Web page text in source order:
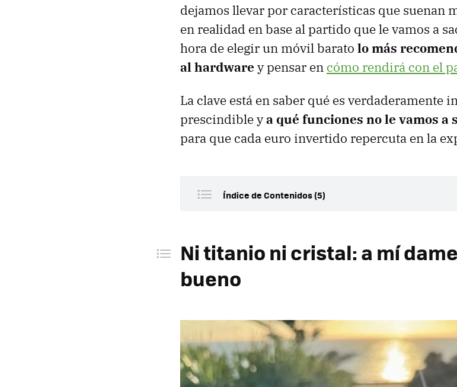
dejamos llevar por características que suenan
en realidad en base al partido que le vamos a
hora de elegir un móvil barato lo más
al hardware y pensar en cómo rendirá con el
La clave está en saber qué es verdaderamente
prescindible ya qué funciones no le vamos a
para que cada euro invertido repercuta en la
Índice de Contenidos (5)
¿Un sensor macro? No, gracias
No necesito 5G
Ni titanio ni cristal: a mí
bueno